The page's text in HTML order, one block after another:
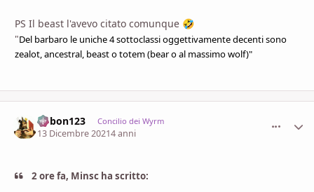
PS Il beast l'avevo citato comunque 🤣
"Del barbaro le uniche 4 sottoclassi oggettivamente decenti sono
zealot, ancestral, beast o totem (bear o al massimo wolf)"
bobon123 Concilio dei Wyrm
13 Dicembre 20214 anni
2 ore fa, Minsc ha scritto: